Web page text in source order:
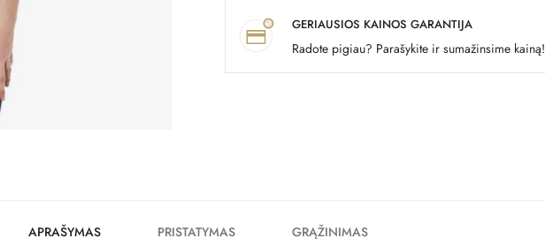
GERIAUSIOS KAINOS GARANTIJA
Radote pigiau? Parašykite ir sumažinsime kainą!
APRAŠYMAS PRISTATYMAS GRĄŽINIMAS